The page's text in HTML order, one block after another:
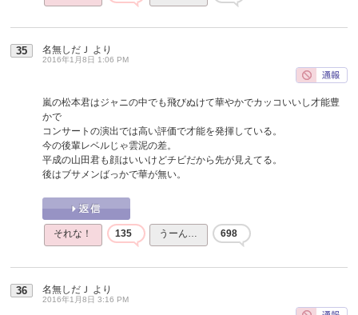
35 名無しだＪ より
2016年1月8日 1:06 PM
嵐の松本君はジャニの中でも飛びぬけて華やかでカッコいいし才能豊
かで
コンサートの演出では高い評価で才能を発揮している。
今の後輩レベルじゃ雲泥の差。
平成の山田君も顔はいいけどチビだから先が見えてる。
後はブサメンばっかで華が無い。
それな！ 135 うーん… 698
36 名無しだＪ より
2016年1月8日 3:16 PM